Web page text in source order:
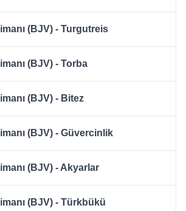
(BJV) - Turgutreis
(BJV) - Torba
(BJV) - Bitez
(BJV) - Güvercinlik
(BJV) - Akyarlar
(BJV) - Türkbükü